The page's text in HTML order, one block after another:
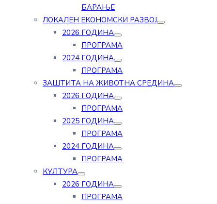
БАРАЊЕ
ЛОКАЛЕН ЕКОНОМСКИ РАЗВОЈ
2026 ГОДИНА
ПРОГРАМА
2024 ГОДИНА
ПРОГРАМА
ЗАШТИТА НА ЖИВОТНА СРЕДИНА
2026 ГОДИНА
ПРОГРАМА
2025 ГОДИНА
ПРОГРАМА
2024 ГОДИНА
ПРОГРАМА
КУЛТУРА
2026 ГОДИНА
ПРОГРАМА